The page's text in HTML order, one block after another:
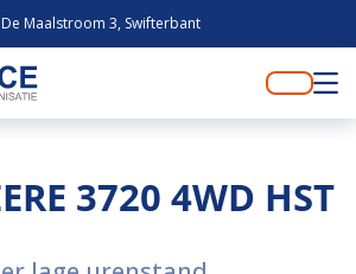
De Maalstroom 3, Swifterbant
3720 4WD HST